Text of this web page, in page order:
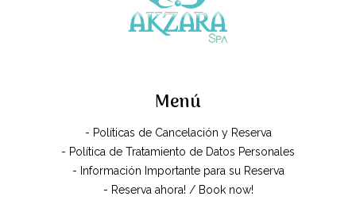
Menú
- Políticas de Cancelación y Reserva
- Política de Tratamiento de Datos Personales
- Información Importante para su Reserva
- Reserva ahora! / Book now!